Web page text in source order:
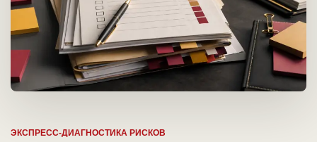
ЭКСПРЕСС-ДИАГНОСТИКА РИСКОВ